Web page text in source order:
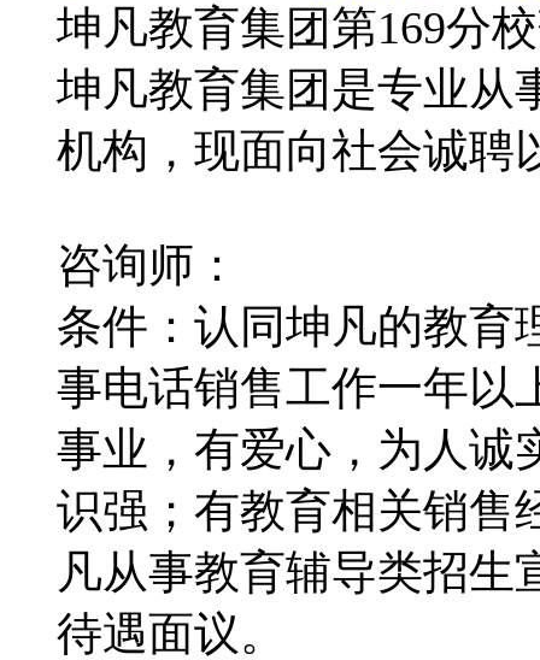
坤凡教育集团第169分
坤凡教育集团是专业从
机构，现面向社会诚聘
咨询师：
条件：认同坤凡的教育
事电话销售工作一年以
事业，有爱心，为人诚
识强；有教育相关销售
凡从事教育辅导类招生
待遇面议。